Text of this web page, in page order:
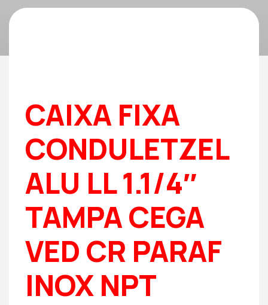
CAIXA FIXA
CONDULETZEL
ALU LL 1.1/4″
TAMPA CEGA
VED CR PARAF
INOX NPT